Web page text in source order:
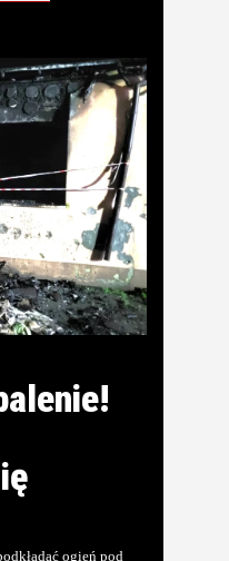
ogień pod